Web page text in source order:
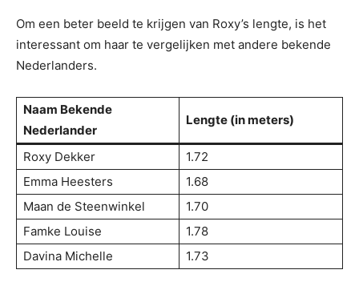
Om een beter beeld te krijgen van Roxy’s lengte, is het
interessant om haar te vergelijken met andere bekende
Nederlanders.
Naam Bekende
Nederlander
Lengte (in meters)
Roxy Dekker
1.72
Emma Heesters
1.68
Maan de Steenwinkel
1.70
Famke Louise
1.78
Davina Michelle
1.73